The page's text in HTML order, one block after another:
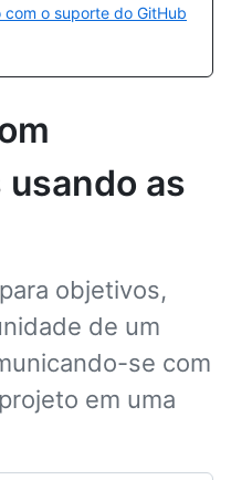
o suporte do GitHub
as
objetivos,
de um
se com
em uma